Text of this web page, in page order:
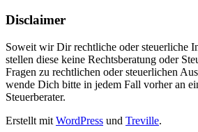
Disclaimer
Soweit wir Dir rechtliche oder steuerliche
stellen diese keine Rechtsberatung oder
Fragen zu rechtlichen oder steuerlichen
wende Dich bitte in jedem Fall vorher an
Steuerberater.
Erstellt mit WordPress und Treville.